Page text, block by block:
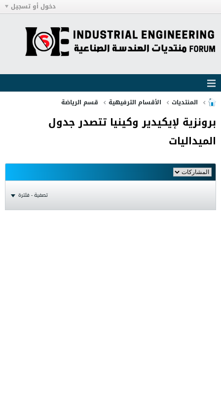
دخول أو تسجيل
المنتديات الأقسام الترفيهية قسم الرياضة
برونزية لإيكيدير وكينيا تتصدر جدول
الميداليات
تصفية - فلترة